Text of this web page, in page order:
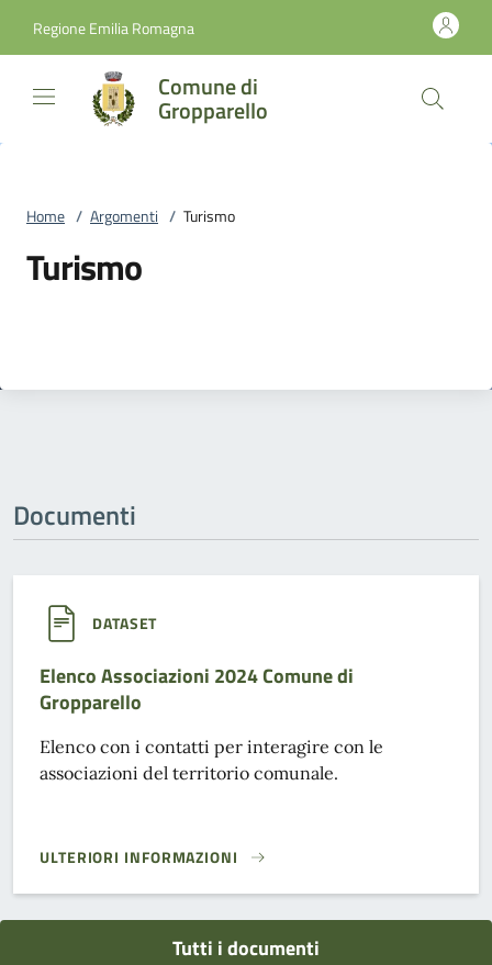
Regione Emilia Romagna
Comune di
Gropparello
Home / Argomenti / Turismo
Turismo
Documenti
DATASET
Elenco Associazioni 2024 Comune di
Gropparello
Elenco con i contatti per interagire con le
associazioni del territorio comunale.
ULTERIORI INFORMAZIONI
ELENCO ASSOCIAZIONI 2024 COMUNE DI GROPPARELLO}
Tutti i documenti